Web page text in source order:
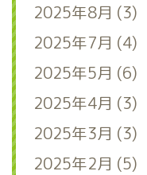
2025年8月 (3)
2025年7月 (4)
2025年5月 (6)
2025年4月 (3)
2025年3月 (3)
2025年2月 (5)